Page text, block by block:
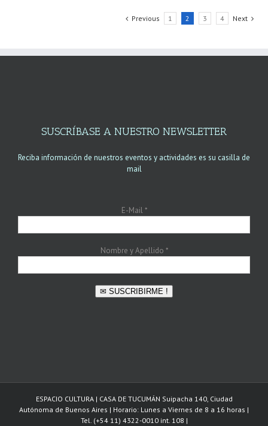
Previous 1 2 3 4 Next
SUSCRÍBASE A NUESTRO NEWSLETTER
Reciba información de nuestros eventos y actividades es su casilla de
mail
E-Mail*
Nombre y Apellido *
✉ SUSCRIBIRME !
ESPACIO CULTURA | CASA DE TUCUMÁN Suipacha 140, Ciudad
Autónoma de Buenos Aires | Horario: Lunes a Viernes de 8 a 16 horas |
Tel. (+54 11) 4322-0010 int. 108 |